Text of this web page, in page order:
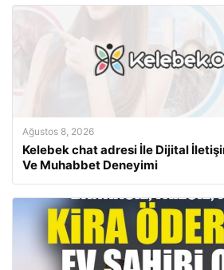
Ağustos 8, 2026
Kelebek chat adresi İle Dijital
Ve Muhabbet Deneyimi